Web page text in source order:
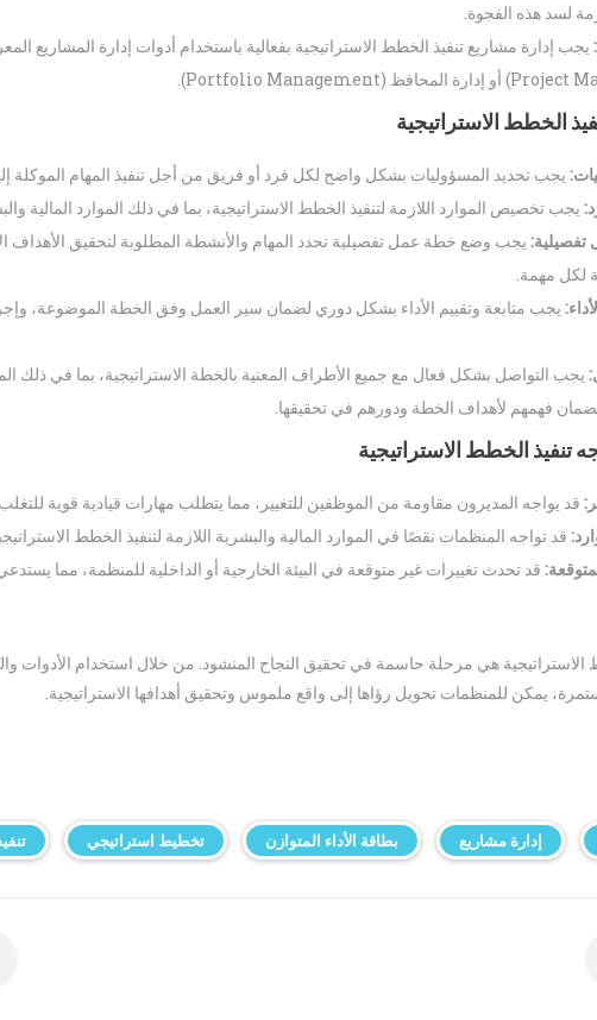
لسد هذه الفجوة.
يجب إدارة مشاريع تنفيذ الخطط الاستراتيجية بفعالية باستخدام أدوات إدارة المشاريع
الخطط الاستراتيجية
يجب تحديد المسؤوليات بشكل واضح لكل فرد أو فريق من أجل تنفيذ المهام الموكلة
يجب تخصيص الموارد اللازمة لتنفيذ الخطط الاستراتيجية، بما في ذلك الموارد المالية
يجب وضع خطة عمل تفصيلية تحدد المهام والأنشطة المطلوبة لتحقيق الأهداف
لكل مهمة.
يجب متابعة وتقييم الأداء بشكل دوري لضمان سير العمل وفق الخطة الموضوعة،
يجب التواصل بشكل فعال مع جميع الأطراف المعنية بالخطة الاستراتيجية، بما في ذلك
فهمهم لأهداف الخطة ودورهم في تحقيقها.
تنفيذ الخطط الاستراتيجية
قد يواجه المديرون مقاومة من الموظفين للتغيير، مما يتطلب مهارات قيادية قوية
قد تواجه المنظمات نقصًا في الموارد المالية والبشرية اللازمة لتنفيذ الخطط
قد تحدث تغييرات غير متوقعة في البيئة الخارجية أو الداخلية للمنظمة، مما
هي مرحلة حاسمة في تحقيق النجاح المنشود. من خلال استخدام الأدوات
يمكن للمنظمات تحويل رؤاها إلى واقع ملموس وتحقيق أهدافها الاستراتيجية.
إدارة مشاريع بطاقة الأداء المتوازن تخطيط استراتيجي